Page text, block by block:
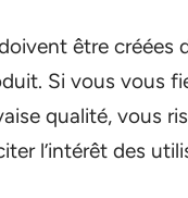
être
Si vous vous
qualité, vous
l’intérêt des